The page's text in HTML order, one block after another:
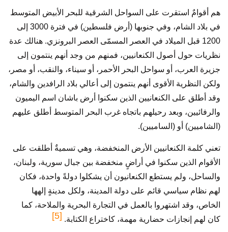
هم أقوامٌ استقرت على السواحل الشرقية للبحر الأبيض المتوسط
في بلاد الشام، وفي جنوبها (أرض فلسطين) في فترة 3000 إلى
1200 قبل الميلاد في العصر المسمّى العصر البرونزي. هنالك عدة
نظريات حول أصول الكنعانيين، فمنهم من وجد أنهم ينتمون إلى
جزيرة العرب، أو سواحل البحر الأحمر، أو سيناء، والنقب، أو مصر،
ولكن النظرية الأقوى أنهم ينتمون إلى أعالي بلاد الرافدين والشام،
وقد أطلق على الكنعانيين الذين سكنوا أرض باشان اسم اليميون
والرفائيين، وبعد رحيلهم باتجاه غرب البحر المتوسط أطلق عليهم
(الشاميين) أو (الساميين).
تعني كلمة الكنعانيين الأرض المنخفضة، وهي تسميةٌ أطلقت على
الأقوام الذين سكنوا في أراضٍ منخفضة بين جبال سورية، ولبنان،
والساحل، ولم يستطع الكنعانيون أن يشكلوا دولةً واحدة، فكان
لهم نظام سياسي قائم على دولة المدينة، ولكل مدينةٍ إلهها
الخاص، وقد اشتهروا بالعمل في التجارة البحرية والملاحة، كما
كان لهم إنجازات حضارية مهمة، كاختراع الكتابة. [5]